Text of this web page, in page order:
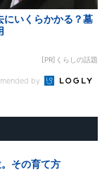
にいくらかかる？墓
[PR]くらしの話題
by
その育て方